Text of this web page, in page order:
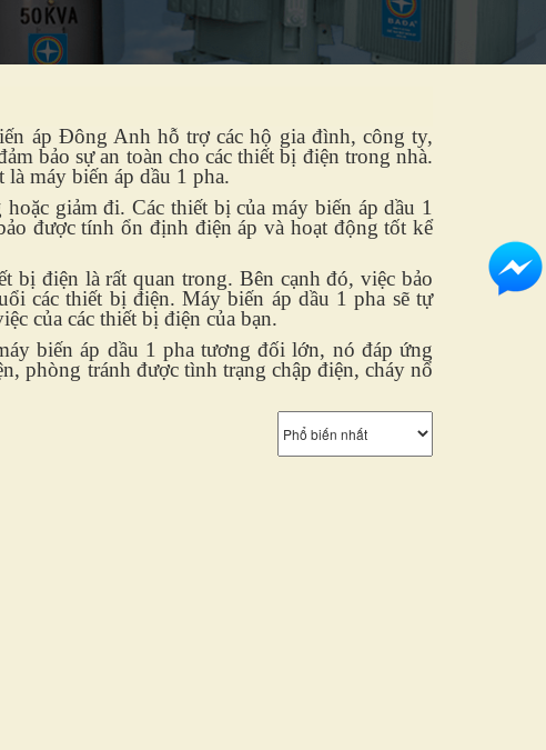
áp Đông Anh hỗ trợ các hộ gia đình, công ty,
bảo sự an toàn cho các thiết bị điện trong nhà.
máy biến áp dầu 1 pha.
giảm đi. Các thiết bị của máy biến áp dầu 1
được tính ổn định điện áp và hoạt động tốt kể
bị điện là rất quan trong. Bên cạnh đó, việc bảo
các thiết bị điện. Máy biến áp dầu 1 pha sẽ tự
của các thiết bị điện của bạn.
biến áp dầu 1 pha tương đối lớn, nó đáp ứng
phòng tránh được tình trạng chập điện, cháy nổ